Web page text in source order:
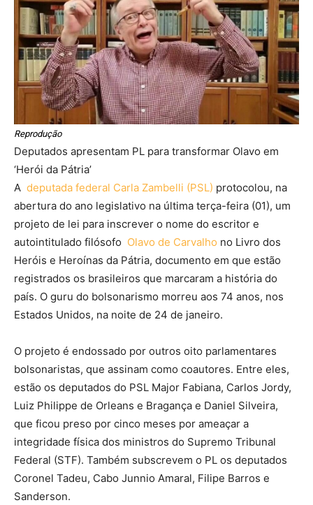
Reprodução
Deputados apresentam PL para transformar Olavo em
‘Herói da Pátria’
A deputada federal Carla Zambelli (PSL) protocolou, na
abertura do ano legislativo na última terça-feira (01), um
projeto de lei para inscrever o nome do escritor e
autointitulado filósofo Olavo de Carvalho no Livro dos
Heróis e Heroínas da Pátria, documento em que estão
registrados os brasileiros que marcaram a história do
país. O guru do bolsonarismo morreu aos 74 anos, nos
Estados Unidos, na noite de 24 de janeiro.
O projeto é endossado por outros oito parlamentares
bolsonaristas, que assinam como coautores. Entre eles,
estão os deputados do PSL Major Fabiana, Carlos Jordy,
Luiz Philippe de Orleans e Bragança e Daniel Silveira,
que ficou preso por cinco meses por ameaçar a
integridade física dos ministros do Supremo Tribunal
Federal (STF). Também subscrevem o PL os deputados
Coronel Tadeu, Cabo Junnio Amaral, Filipe Barros e
Sanderson.